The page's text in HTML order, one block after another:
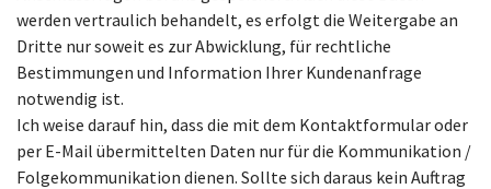
werden vertraulich behandelt, es erfolgt die Weitergabe an
Dritte nur soweit es zur Abwicklung, für rechtliche
Bestimmungen und Information Ihrer Kundenanfrage
notwendig ist.
Ich weise darauf hin, dass die mit dem Kontaktformular oder
per E-Mail übermittelten Daten nur für die Kommunikation /
Folgekommunikation dienen. Sollte sich daraus kein Auftrag